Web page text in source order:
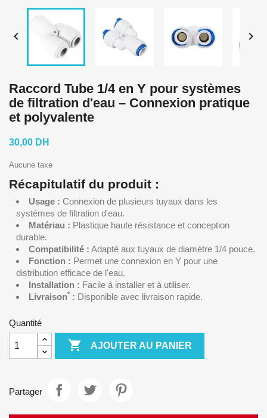
 
Raccord Tube 1/4 en Y pour systèmes
de filtration d'eau – Connexion pratique
et polyvalente
30,00 DH
Aucune taxe
Récapitulatif du produit :
Usage : Connexion de plusieurs tuyaux dans les
systèmes de filtration d'eau.
Matériau : Plastique haute résistance et conception
durable.
Compatibilité : Adapté aux tuyaux de diamètre 1/4 pouce.
Fonction : Permet une connexion en Y pour une
distribution efficace de l'eau.
Installation : Facile à installer et à utiliser.
Livraison* : Disponible avec livraison rapide.
Quantité
 AJOUTER AU PANIER
Partager